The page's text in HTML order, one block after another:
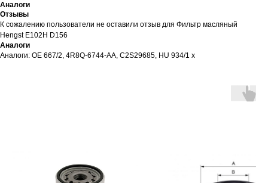
Аналоги
Отзывы
К сожалению пользователи не оставили отзыв для Фильтр масляный
Hengst E102H D156
Аналоги
Аналоги: OE 667/2, 4R8Q-6744-AA, C2S29685, HU 934/1 x